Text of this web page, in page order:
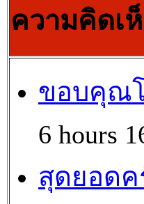
ความคิดเ
ขอบคุณ
6 hours
สุดยอดค